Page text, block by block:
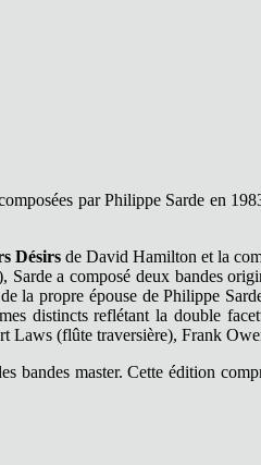
par Philippe Sarde en
Désirs de David Hamilton et la
a composé deux bandes
la propre épouse de Philippe
distincts reflétant la double
Laws (flûte traversière), Frank
bandes master. Cette édition